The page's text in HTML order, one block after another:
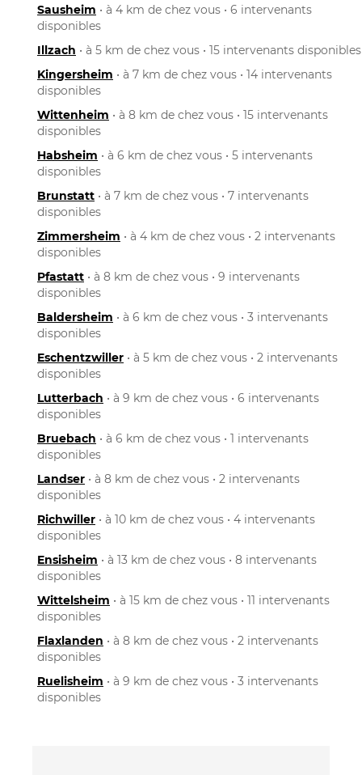
Sausheim • à 4 km de chez vous • 6 intervenants
disponibles
Illzach • à 5 km de chez vous • 15 intervenants disponibles
Kingersheim • à 7 km de chez vous • 14 intervenants
disponibles
Wittenheim • à 8 km de chez vous • 15 intervenants
disponibles
Habsheim • à 6 km de chez vous • 5 intervenants
disponibles
Brunstatt • à 7 km de chez vous • 7 intervenants
disponibles
Zimmersheim • à 4 km de chez vous • 2 intervenants
disponibles
Pfastatt • à 8 km de chez vous • 9 intervenants
disponibles
Baldersheim • à 6 km de chez vous • 3 intervenants
disponibles
Eschentzwiller • à 5 km de chez vous • 2 intervenants
disponibles
Lutterbach • à 9 km de chez vous • 6 intervenants
disponibles
Bruebach • à 6 km de chez vous • 1 intervenants
disponibles
Landser • à 8 km de chez vous • 2 intervenants
disponibles
Richwiller • à 10 km de chez vous • 4 intervenants
disponibles
Ensisheim • à 13 km de chez vous • 8 intervenants
disponibles
Wittelsheim • à 15 km de chez vous • 11 intervenants
disponibles
Flaxlanden • à 8 km de chez vous • 2 intervenants
disponibles
Ruelisheim • à 9 km de chez vous • 3 intervenants
disponibles